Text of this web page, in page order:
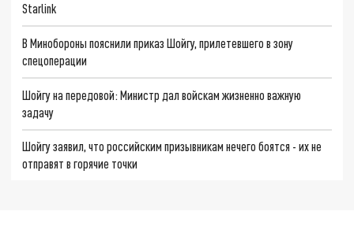
Starlink
В Минобороны пояснили приказ Шойгу, прилетевшего в зону
спецоперации
Шойгу на передовой: Министр дал войскам жизненно важную
задачу
Шойгу заявил, что российским призывникам нечего боятся - их не
отправят в горячие точки